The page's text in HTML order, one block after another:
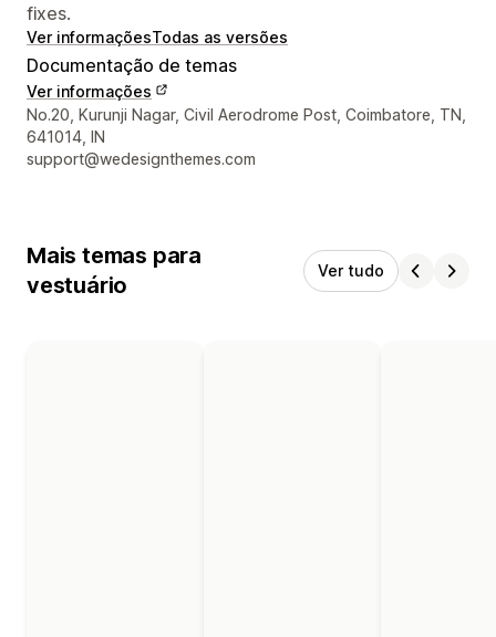
fixes.
Ver informaçõesTodas as versões
Documentação de temas
Ver informações
Informações de contato do designer
No.20, Kurunji Nagar, Civil Aerodrome Post, Coimbatore, TN,
641014, IN
support@wedesignthemes.com
Mais temas para
vestuário
Ver tudo